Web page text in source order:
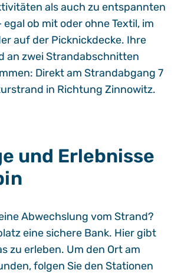
als auch zu entspannten
ob mit oder ohne Textil, im
auf der Picknickdecke. Ihre
an zwei Strandabschnitten
Direkt am Strandabgang 7
in Richtung Zinnowitz.
und Erlebnisse
Abwechslung vom Strand?
eine sichere Bank. Hier gibt
zu erleben. Um den Ort am
folgen Sie den Stationen